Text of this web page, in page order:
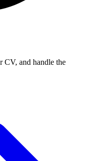
CV, and handle the